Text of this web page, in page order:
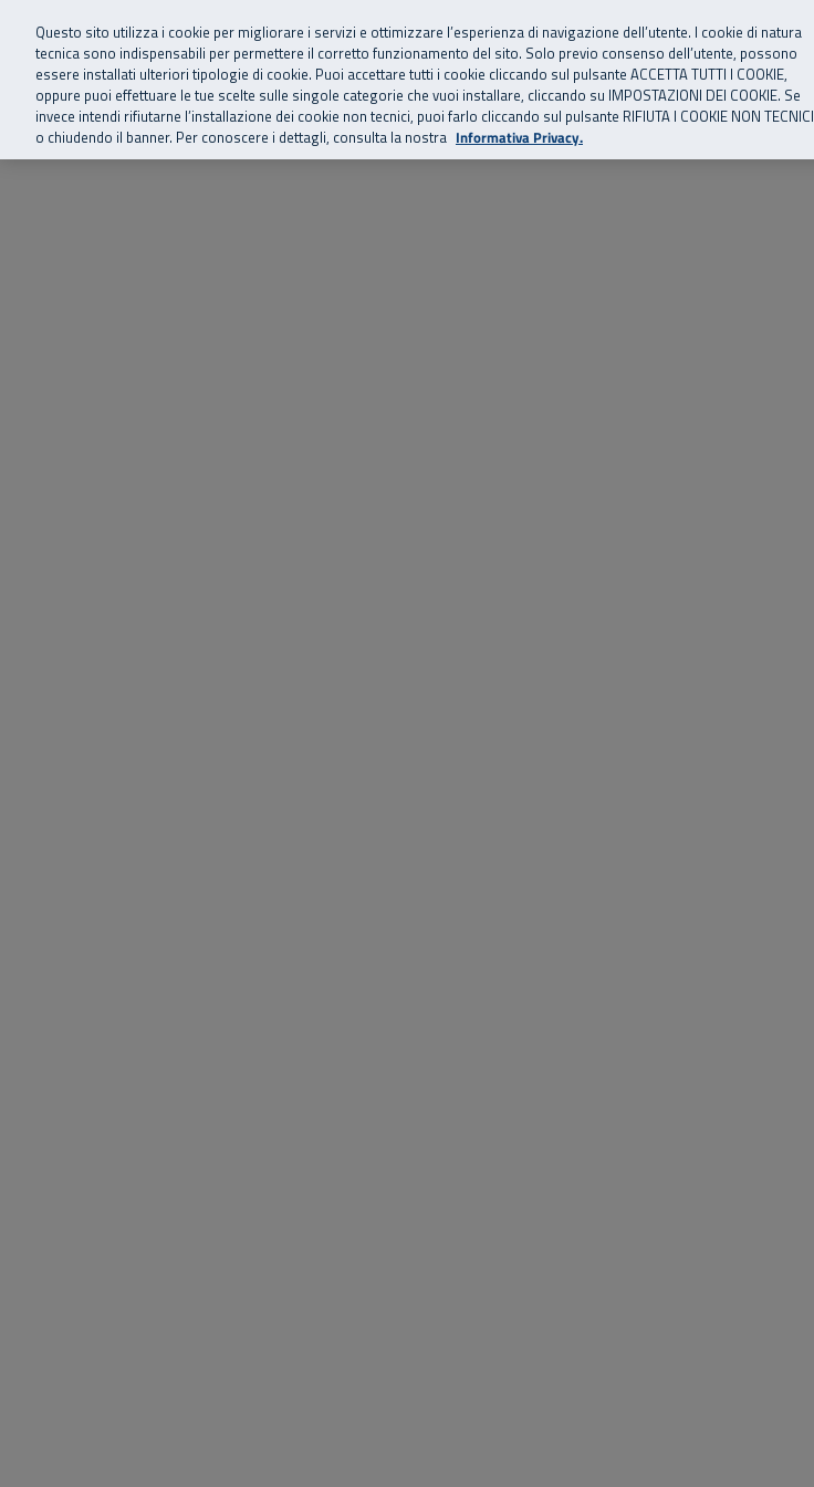
Vai al menu principale
Vai al contenuto principale
Vai al Footer
SuperAbile - il Contact Center Inail per il mondo della disabilità
Home Chi siamo Storie, news ed eventi Risorse utili Supporto
Questo sito utilizza i cookie per migliorare i servizi e ottimizzare l’esperienza di navigazione dell’utente. I cookie di natura
tecnica sono indispensabili per permettere il corretto funzionamento del sito. Solo previo consenso dell’utente, possono
essere installati ulteriori tipologie di cookie. Puoi accettare tutti i cookie cliccando sul pulsante ACCETTA TUTTI I COOKIE,
oppure puoi effettuare le tue scelte sulle singole categorie che vuoi installare, cliccando su IMPOSTAZIONI DEI COOKIE. Se
invece intendi rifiutarne l’installazione dei cookie non tecnici, puoi farlo cliccando sul pulsante RIFIUTA I COOKIE NON TECNICI
o chiudendo il banner. Per conoscere i dettagli, consulta la nostra Informativa Privacy.